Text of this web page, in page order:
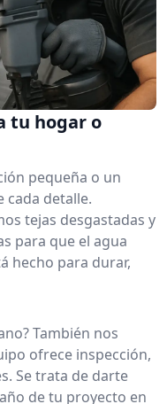
tu hogar o
pequeña o un
cada detalle.
tejas desgastadas y
para que el agua
hecho para durar,
También nos
ofrece inspección,
Se trata de darte
de tu proyecto en